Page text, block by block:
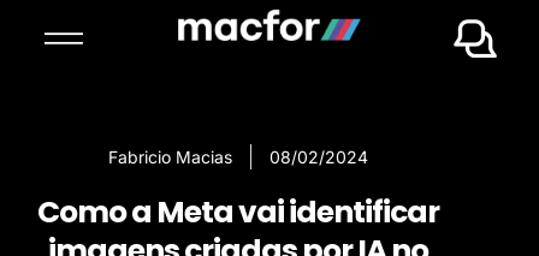
Fabricio Macias 08/02/2024
Como a Meta vai identificar